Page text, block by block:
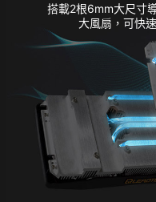
搭載2根6mm大尺寸
大風扇，可快